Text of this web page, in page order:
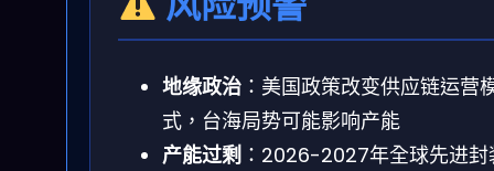
地缘政治 ：美国政策改变供应链运营
式，台海局势可能影响产能
产能过剩 ：2026-2027年全球先进封